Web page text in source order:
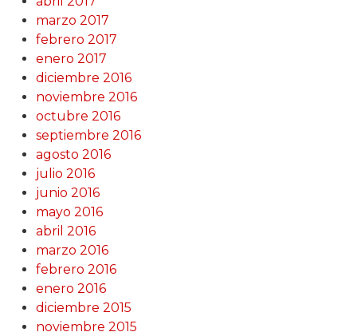
marzo 2017
febrero 2017
enero 2017
diciembre 2016
noviembre 2016
octubre 2016
septiembre 2016
agosto 2016
julio 2016
junio 2016
mayo 2016
abril 2016
marzo 2016
febrero 2016
enero 2016
diciembre 2015
noviembre 2015